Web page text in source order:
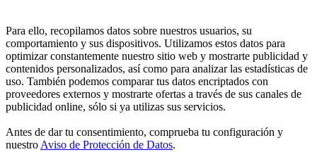
Para ello, recopilamos datos sobre nuestros usuarios, su
comportamiento y sus dispositivos. Utilizamos estos datos para
optimizar constantemente nuestro sitio web y mostrarte publicidad y
contenidos personalizados, así como para analizar las estadísticas de
uso. También podemos comparar tus datos encriptados con
proveedores externos y mostrarte ofertas a través de sus canales de
publicidad online, sólo si ya utilizas sus servicios.
Antes de dar tu consentimiento, comprueba tu configuración y
nuestro Aviso de Protección de Datos.